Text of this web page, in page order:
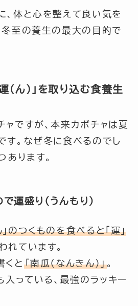
、体と心を整えて良い気を
冬至の養生の最大の目的で
（ん）」を取り込む食養生
ですが、本来カボチャは夏
す。なぜ冬に食べるのでし
ります。
運盛り（うんもり）
」のつくものを食べると「運」
れています。
くと 「南瓜（なんきん）」。
入っている、最強のラッキー